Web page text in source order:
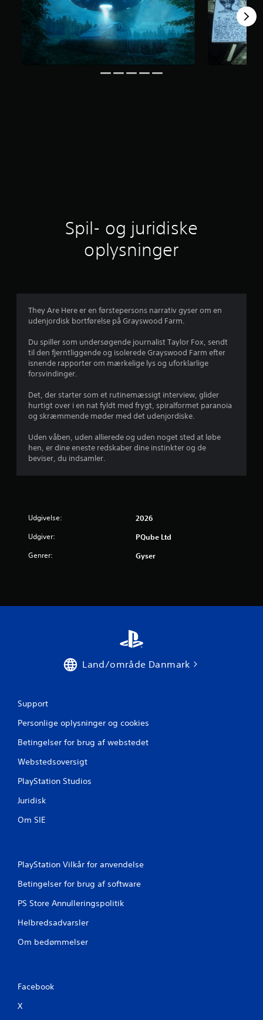
Spil- og juridiske
oplysninger
They Are Here er en førstepersons narrativ gyser om en
udenjordisk bortførelse på Grayswood Farm.
Du spiller som undersøgende journalist Taylor Fox, sendt
til den fjerntliggende og isolerede Grayswood Farm efter
isnende rapporter om mærkelige lys og uforklarlige
forsvindinger.
Det, der starter som et rutinemæssigt interview, glider
hurtigt over i en nat fyldt med frygt, spiralformet paranoia
og skræmmende møder med det udenjordiske.
Uden våben, uden allierede og uden noget sted at løbe
hen, er dine eneste redskaber dine instinkter og de
beviser, du indsamler.
Udgivelse: 2026
Udgiver: PQube Ltd
Genrer: Gyser
Land/område Danmark
Support
Personlige oplysninger og cookies
Betingelser for brug af webstedet
Webstedsoversigt
PlayStation Studios
Juridisk
Om SIE
PlayStation Vilkår for anvendelse
Betingelser for brug af software
PS Store Annulleringspolitik
Helbredsadvarsler
Om bedømmelser
Facebook
X